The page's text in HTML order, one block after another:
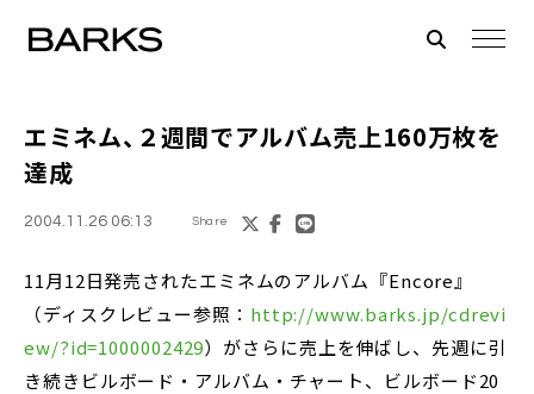
エミネム、２週間でアルバム売上160万枚を
達成
2004.11.26 06:13 Share
11月12日発売されたエミネムのアルバム『Encore』
（ディスクレビュー参照： http://www.barks.jp/cdrevi
ew/?id=1000002429）がさらに売上を伸ばし、先週に引
き続きビルボード・アルバム・チャート、ビルボード20